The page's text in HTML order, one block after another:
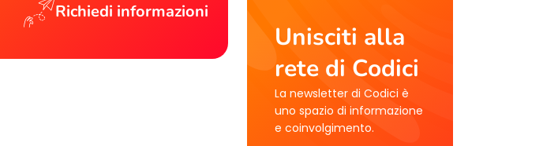
Richiedi informazioni
Unisciti alla
rete di Codici
La newsletter di Codici è
uno spazio di informazione
e coinvolgimento.